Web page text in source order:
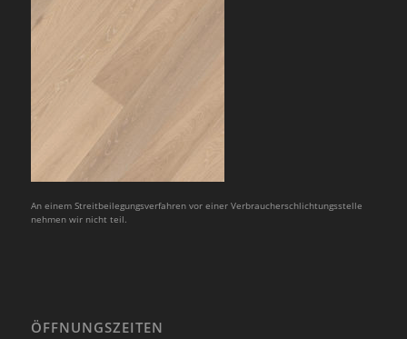
An einem Streitbeilegungsverfahren vor einer Verbraucherschlichtungsstelle
nehmen wir nicht teil.
ÖFFNUNGSZEITEN